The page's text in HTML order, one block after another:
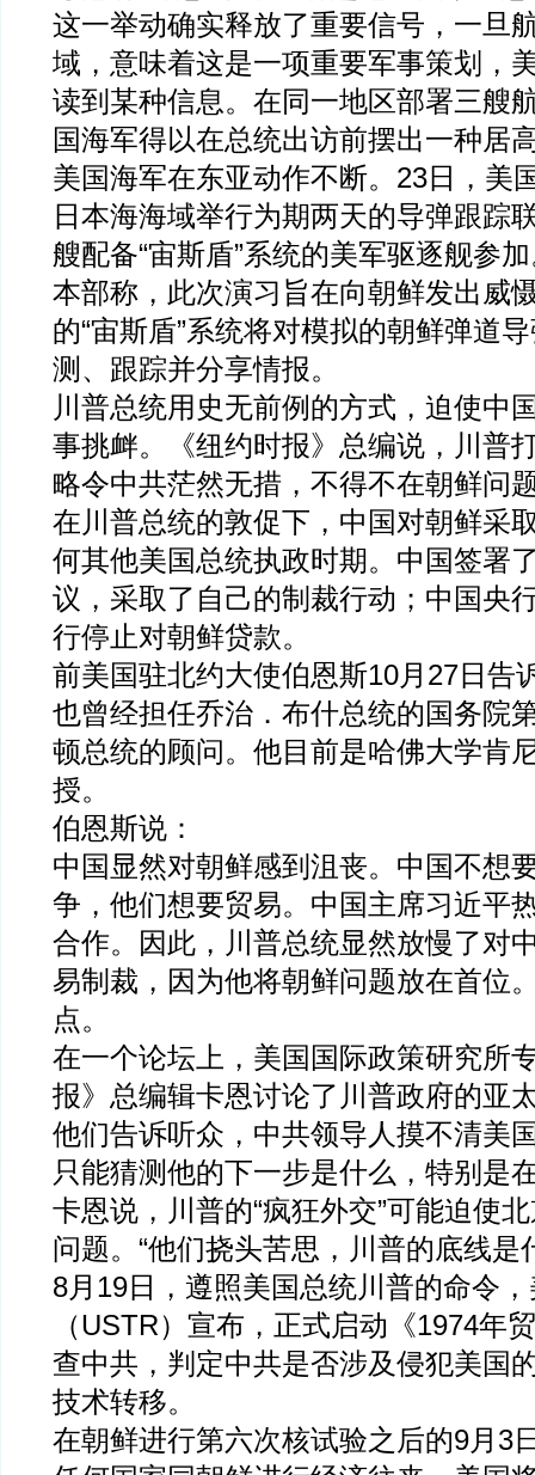
这一举动确实释放了重要信号，一旦
域，意味着这是一项重要军事策划，
读到某种信息。在同一地区部署三艘
国海军得以在总统出访前摆出一种居
美国海军在东亚动作不断。23日，美
日本海海域举行为期两天的导弹跟踪
艘配备“宙斯盾”系统的美军驱逐舰参
本部称，此次演习旨在向朝鲜发出威
的“宙斯盾”系统将对模拟的朝鲜弹道
测、跟踪并分享情报。
川普总统用史无前例的方式，迫使中
事挑衅。《纽约时报》总编说，川普
略令中共茫然无措，不得不在朝鲜问
在川普总统的敦促下，中国对朝鲜采
何其他美国总统执政时期。中国签署
议，采取了自己的制裁行动；中国央
行停止对朝鲜贷款。
前美国驻北约大使伯恩斯10月27日告
也曾经担任乔治．布什总统的国务院
顿总统的顾问。他目前是哈佛大学肯
授。
伯恩斯说：
中国显然对朝鲜感到沮丧。中国不想
争，他们想要贸易。中国主席习近平
合作。因此，川普总统显然放慢了对
易制裁，因为他将朝鲜问题放在首位
点。
在一个论坛上，美国国际政策研究所
报》总编辑卡恩讨论了川普政府的亚
他们告诉听众，中共领导人摸不清美
只能猜测他的下一步是什么，特别是
卡恩说，川普的“疯狂外交”可能迫使
问题。“他们挠头苦思，川普的底线是
8月19日，遵照美国总统川普的命令
（USTR）宣布，正式启动《1974年
查中共，判定中共是否涉及侵犯美国
技术转移。
在朝鲜进行第六次核试验之后的9月3